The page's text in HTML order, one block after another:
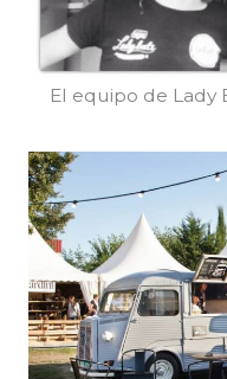
El equipo de Lady